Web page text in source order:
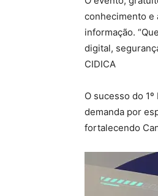
conhecimento e
informação.
digital,
CIDICA
O sucesso do
demanda por
fortalecendo